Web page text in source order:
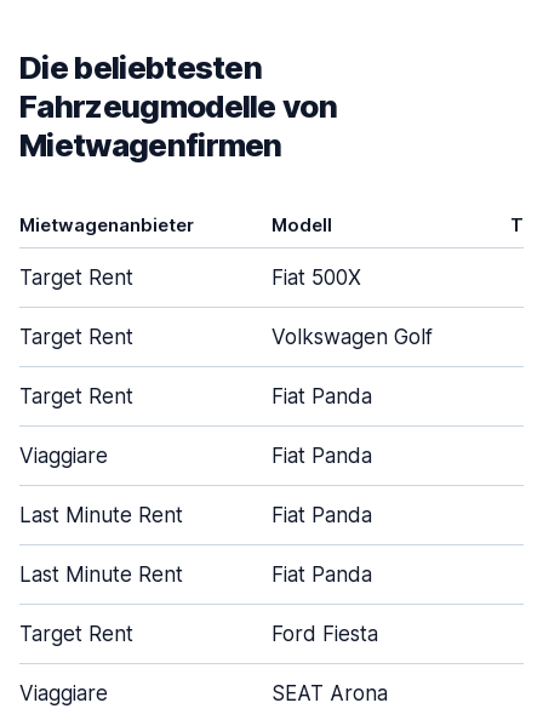
Die beliebtesten
Fahrzeugmodelle von
Mietwagenfirmen
Mietwagenanbieter Modell
Target Rent Fiat 500X
Target Rent Volkswagen Golf
Target Rent Fiat Panda
Viaggiare Fiat Panda
Last Minute Rent Fiat Panda
Last Minute Rent Fiat Panda
Target Rent Ford Fiesta
Viaggiare SEAT Arona